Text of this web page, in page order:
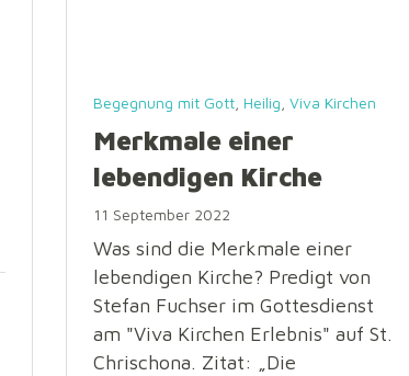
Begegnung mit Gott Heilig ,Viva Kirchen
Merkmale einer
lebendigen Kirche
11 September 2022
Was sind die Merkmale einer
lebendigen Kirche? Predigt von
Stefan Fuchser im Gottesdienst
am "Viva Kirchen Erlebnis" auf St.
Chrischona. Zitat: „Die